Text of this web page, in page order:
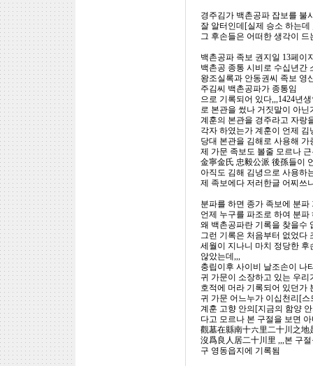
경주김가 백촌공파 잡보를 불
잘 알터인데[실제 승소 하는데
그 후손들은 어떠한 생각이 드
백촌공파 족보 권지일 13페이
백촌공 종통 시비로 수십년간
왕조실록과 안동권씨 족보 영
주김씨 백촌공파가 종통임
으로 기록되어 있다,,,1424년
로 본관을 썼나 거짓말이 아닌
계훈의 본관을 경주라고 자랑
각자 하였는가 계훈이 언제
당대 본관을 김해로 사용해
제 가문 족보도 볼줄 모르나
金寧金氏 忠毅公派 後孫들이
아직도 김해 김녕으로 사용하
제 족보에다 저러한글 어찌쓰
분파를 하면 종가 족보에 분파
언제 누구를 파조로 하여 분파
왜 백촌공파란 기록을 찾을수
그런 기록은 처음부터 없었다
세월이 지나니 마치 정당한
않았는데,,,
충립이후 사이비 날조손이 나
귀 가문이 소장하고 있는 우
호적에 머라 기록되어 있던가
귀 가문 어느누가 이십천리[
계훈 고향 안의[지금의 함양
다고 모르나 본 구절을 보면
觀墓在縣南十六里二十川之
沒爲良人居二十川里 ,,,본 구
구 영동읍지에 기록됨